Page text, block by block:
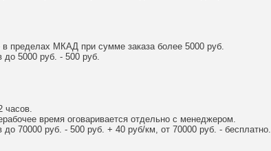
в пределах МКАД при сумме заказа более 5000 руб.
до 5000 руб. - 500 руб.
часов.
время оговаривается отдельно с менеджером.
до 70000 руб. - 500 руб. + 40 руб/км, от 70000 руб. - бесплатно.